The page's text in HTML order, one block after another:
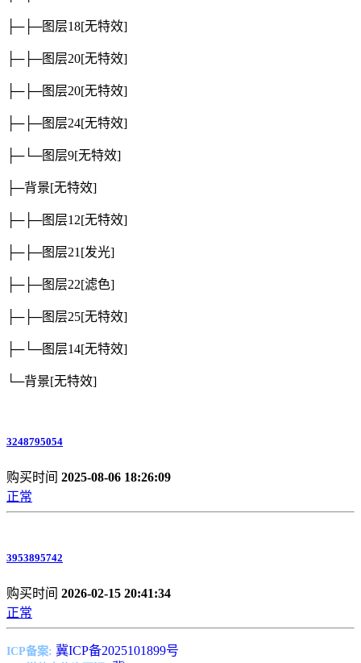
├─├─图层18[无特效]
├─├─图层20[无特效]
├─├─图层20[无特效]
├─├─图层24[无特效]
├─└─图层9[无特效]
├─背景[无特效]
├─├─图层12[无特效]
├─├─图层21[发光]
├─├─图层22[滤色]
├─├─图层25[无特效]
├─└─图层14[无特效]
└─背景[无特效]
3248795054
购买时间 2025-08-06 18:26:09
正常
3953895742
购买时间 2026-02-15 20:41:34
正常
ICP备案: 冀ICP备2025101899号